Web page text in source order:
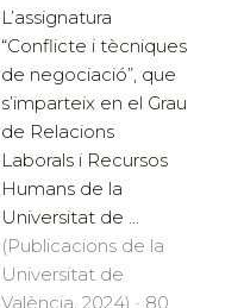
L’assignatura
“Conflicte i tècniques
de negociació”, que
s’imparteix en el Grau
de Relacions
Laborals i Recursos
Humans de la
Universitat de ...
(Publicacions de la
Universitat de
València, 2024) · 80